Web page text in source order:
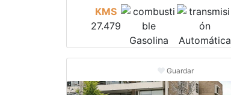
KMS
27.479
Gasolina
Automática
Guardar